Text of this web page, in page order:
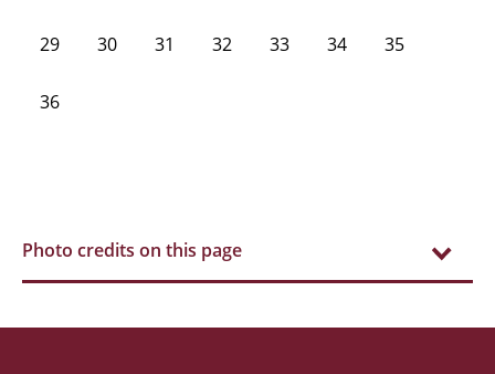
29 30 31 32 33 34 35
36
Photo credits on this page